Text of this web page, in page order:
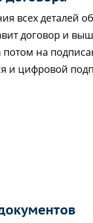
всех деталей
договор и
потом на
и цифровой